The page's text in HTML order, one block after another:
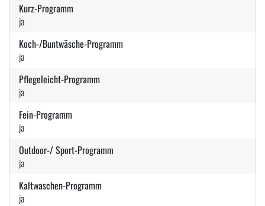
Kurz-Programm
ja
Koch-/Buntwäsche-Programm
ja
Pflegeleicht-Programm
ja
Fein-Programm
ja
Outdoor-/ Sport-Programm
ja
Kaltwaschen-Programm
ja